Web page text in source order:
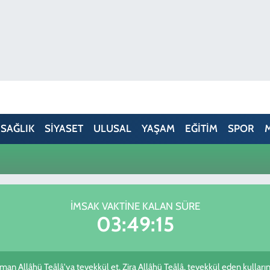
SAĞLIK SİYASET ULUSAL YAŞAM EĞİTİM SPOR
İMSAK VAKTINE KALAN SÜRE
03:49:15
Allâhü Teâlâ'ya tevekkül et. Zira Allâhü Teâlâ, tevekkül eden